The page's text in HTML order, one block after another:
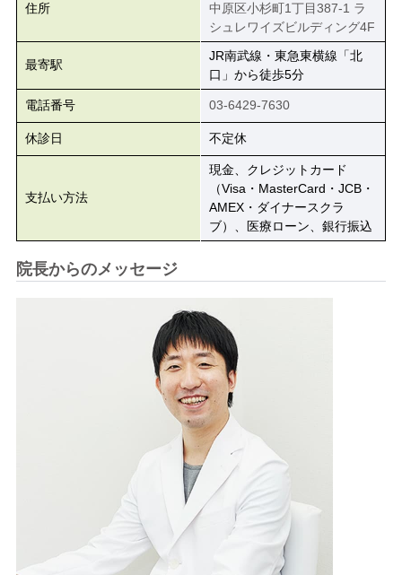
住所
中原区小杉町1丁目387-1 ラ
シュレワイズビルディング4F
最寄駅
JR南武線・東急東横線「北
口」から徒歩5分
電話番号 03-6429-7630
休診日 不定休
支払い方法
現金、クレジットカード
（Visa・MasterCard・JCB・
AMEX・ダイナースクラ
ブ）、医療ローン、銀行振込
院長からのメッセージ